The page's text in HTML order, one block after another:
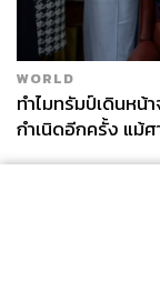
WORLD
ทำไมทรัมป์เดินหน้
กำเนิดอีกครั้ง แม้